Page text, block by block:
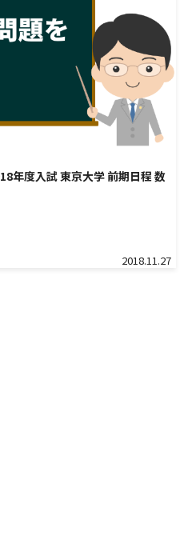
年度入試 東京大学 前期日程 数
2018.11.27